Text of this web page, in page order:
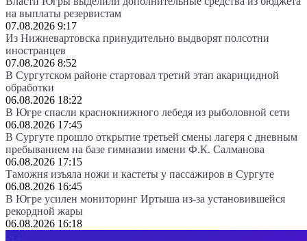
на выплаты резервистам
07.08.2026 9:17
Из Нижневартовска принудительно выдворят полсотни
иностранцев
07.08.2026 8:52
В Сургутском районе стартовал третий этап акарицидной
обработки
06.08.2026 18:22
В Югре спасли краснокнижного лебедя из рыболовной сети
06.08.2026 17:45
В Сургуте прошло открытие третьей смены лагеря с дневным
пребыванием на базе гимназии имени Ф.К. Салманова
06.08.2026 17:15
Таможня изъяла ножи и кастеты у пассажиров в Сургуте
06.08.2026 16:45
В Югре усилен мониторинг Иртыша из-за установившейся
рекордной жары
06.08.2026 16:18